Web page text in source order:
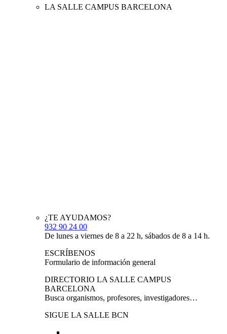
LA SALLE CAMPUS BARCELONA
¿TE AYUDAMOS?
932 90 24 00
De lunes a viernes de 8 a 22 h, sábados de 8 a 14 h.
ESCRÍBENOS
Formulario de información general
DIRECTORIO LA SALLE CAMPUS
BARCELONA
Busca organismos, profesores, investigadores…
SIGUE LA SALLE BCN